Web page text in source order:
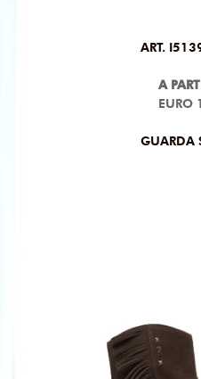
ART.
A
EURO
GUARDA